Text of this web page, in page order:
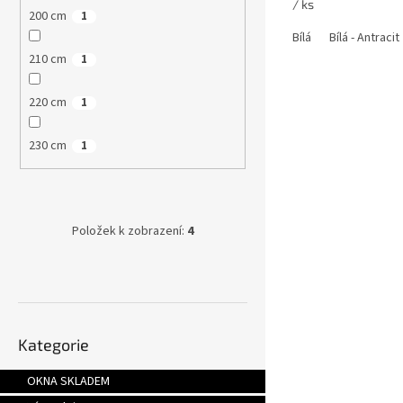
200 cm 1
210 cm 1
220 cm 1
230 cm 1
Položek k zobrazení: 4
kategorie
Kategorie
OKNA SKLADEM
/ ks
Bílá Bílá - Antracit